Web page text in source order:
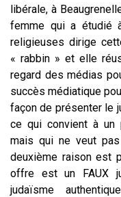
libérale, à
femme qui a étudié
religieuses dirige
« rabbin » et elle
regard des médias
succès médiatique
façon de présenter le
ce qui convient à un
mais qui ne veut pas
deuxième raison est
offre est un FAUX
judaïsme